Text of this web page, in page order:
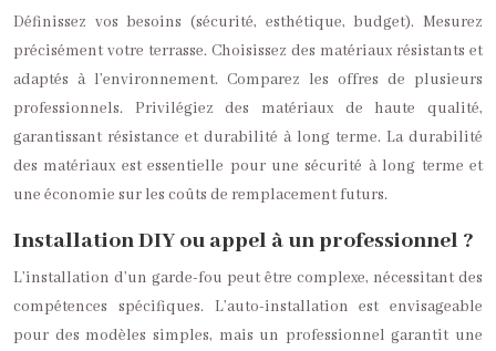
Définissez vos besoins (sécurité, esthétique, budget). Mesurez
précisément votre terrasse. Choisissez des matériaux résistants et
adaptés à l’environnement. Comparez les offres de plusieurs
professionnels. Privilégiez des matériaux de haute qualité,
garantissant résistance et durabilité à long terme. La durabilité
des matériaux est essentielle pour une sécurité à long terme et
une économie sur les coûts de remplacement futurs.
Installation DIY ou appel à un professionnel ?
L’installation d’un garde-fou peut être complexe, nécessitant des
compétences spécifiques. L’auto-installation est envisageable
pour des modèles simples, mais un professionnel garantit une